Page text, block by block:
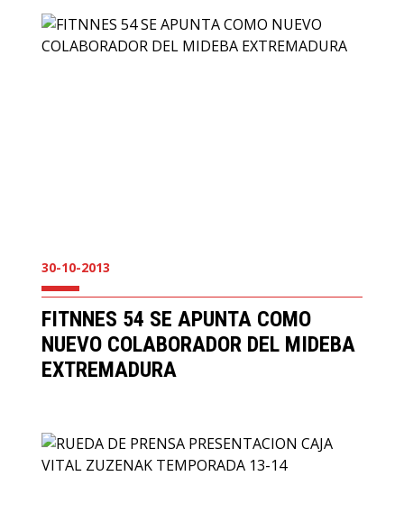
30-10-2013
FITNNES 54 SE APUNTA COMO
NUEVO COLABORADOR DEL MIDEBA
EXTREMADURA